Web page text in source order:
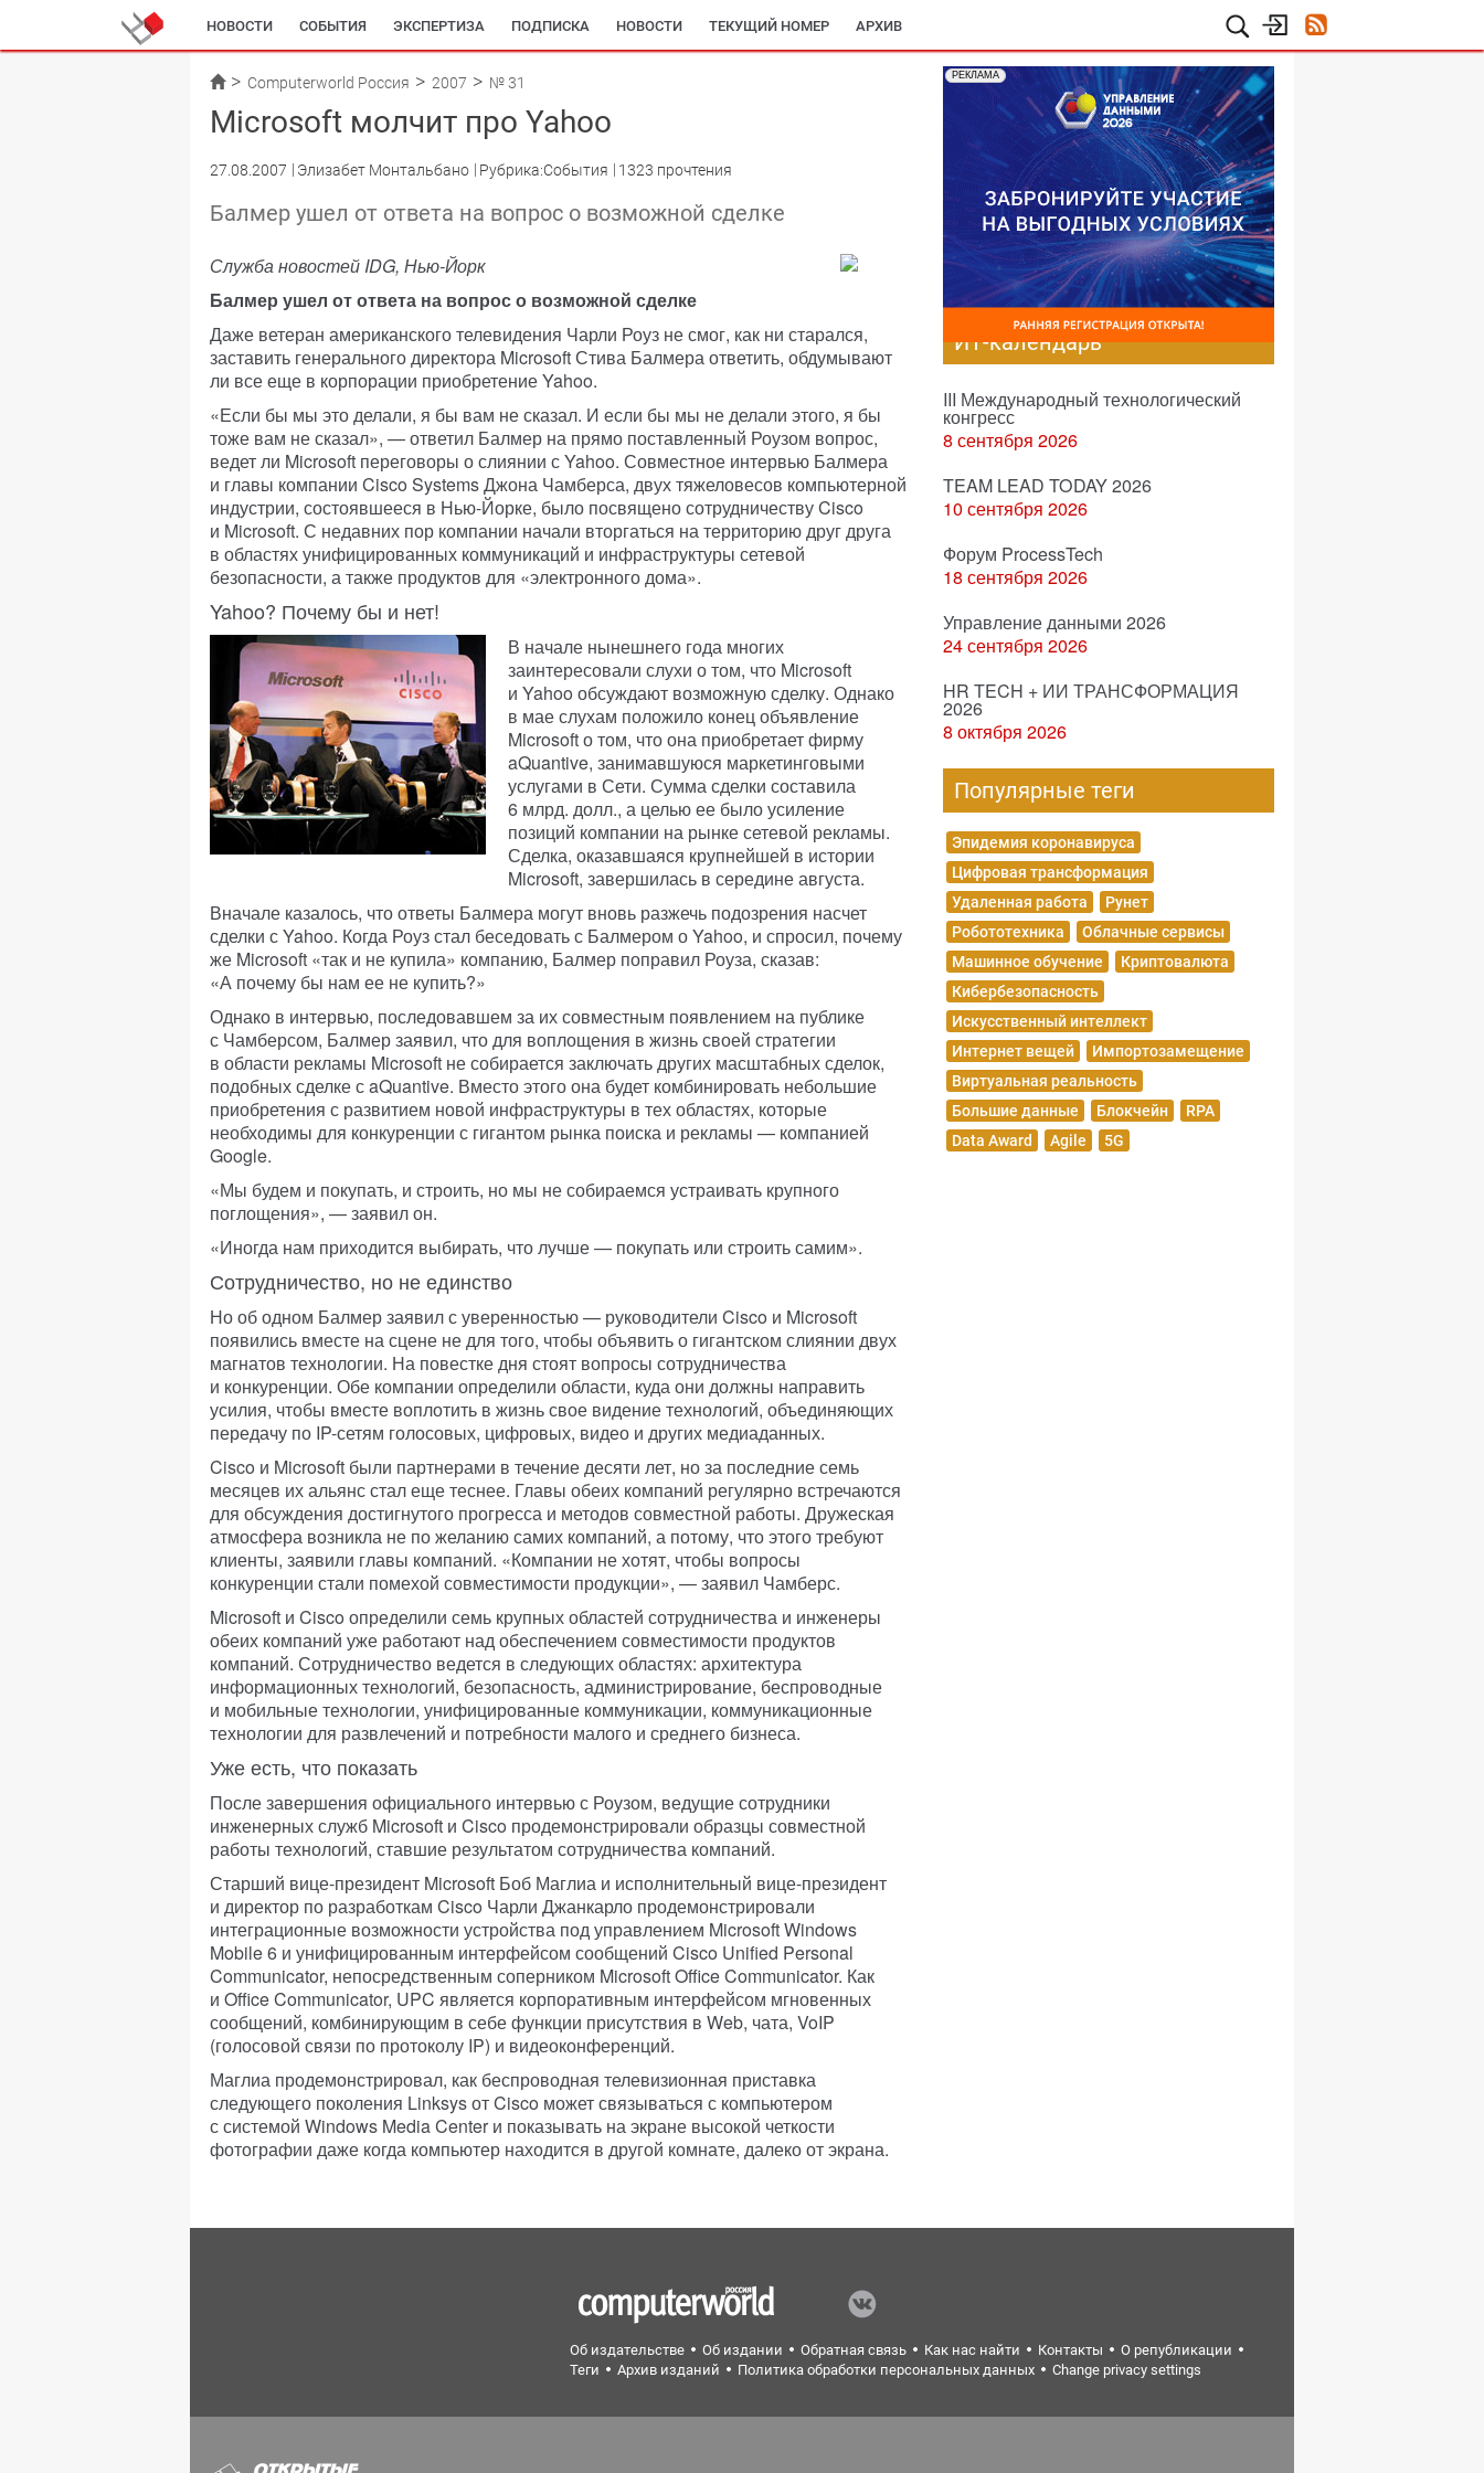
НОВОСТИ СОБЫТИЯ ЭКСПЕРТИЗА ПОДПИСКА НОВОСТИ ТЕКУЩИЙ НОМЕР АРХИВ
Computerworld Россия 2007 № 31
Microsoft молчит про Yahoo
27.08.2007 Элизабет Монтальбано Рубрика:События 1323 прочтения
Балмер ушел от ответа на вопрос о возможной сделке
Служба новостей IDG, Нью-Йорк
Балмер ушел от ответа на вопрос о возможной сделке
Даже ветеран американского телевидения Чарли Роуз не смог, как ни старался,
заставить генерального директора Microsoft Стива Балмера ответить, обдумывают
ли все еще в корпорации приобретение Yahoo.
«Если бы мы это делали, я бы вам не сказал. И если бы мы не делали этого, я бы
тоже вам не сказал», — ответил Балмер на прямо поставленный Роузом вопрос,
ведет ли Microsoft переговоры о слиянии с Yahoo. Совместное интервью Балмера
и главы компании Cisco Systems Джона Чамберса, двух тяжеловесов компьютерной
индустрии, состоявшееся в Нью-Йорке, было посвящено сотрудничеству Cisco
и Microsoft. С недавних пор компании начали вторгаться на территорию друг друга
в областях унифицированных коммуникаций и инфраструктуры сетевой
безопасности, а также продуктов для «электронного дома».
Yahoo? Почему бы и нет!
В начале нынешнего года многих
заинтересовали слухи о том, что Microsoft
и Yahoo обсуждают возможную сделку. Однако
в мае слухам положило конец объявление
Microsoft о том, что она приобретает фирму
aQuantive, занимавшуюся маркетинговыми
услугами в Сети. Сумма сделки составила
6 млрд. долл., а целью ее было усиление
позиций компании на рынке сетевой рекламы.
Сделка, оказавшаяся крупнейшей в истории
Microsoft, завершилась в середине августа.
Вначале казалось, что ответы Балмера могут вновь разжечь подозрения насчет
сделки с Yahoo. Когда Роуз стал беседовать с Балмером о Yahoo, и спросил, почему
же Microsoft «так и не купила» компанию, Балмер поправил Роуза, сказав:
«А почему бы нам ее не купить?»
Однако в интервью, последовавшем за их совместным появлением на публике
с Чамберсом, Балмер заявил, что для воплощения в жизнь своей стратегии
в области рекламы Microsoft не собирается заключать других масштабных сделок,
подобных сделке с aQuantive. Вместо этого она будет комбинировать небольшие
приобретения с развитием новой инфраструктуры в тех областях, которые
необходимы для конкуренции с гигантом рынка поиска и рекламы — компанией
Google.
«Мы будем и покупать, и строить, но мы не собираемся устраивать крупного
поглощения», — заявил он.
«Иногда нам приходится выбирать, что лучше — покупать или строить самим».
Сотрудничество, но не единство
Но об одном Балмер заявил с уверенностью — руководители Cisco и Microsoft
появились вместе на сцене не для того, чтобы объявить о гигантском слиянии двух
магнатов технологии. На повестке дня стоят вопросы сотрудничества
и конкуренции. Обе компании определили области, куда они должны направить
усилия, чтобы вместе воплотить в жизнь свое видение технологий, объединяющих
передачу по IP-сетям голосовых, цифровых, видео и других медиаданных.
Cisco и Microsoft были партнерами в течение десяти лет, но за последние семь
месяцев их альянс стал еще теснее. Главы обеих компаний регулярно встречаются
для обсуждения достигнутого прогресса и методов совместной работы. Дружеская
атмосфера возникла не по желанию самих компаний, а потому, что этого требуют
клиенты, заявили главы компаний. «Компании не хотят, чтобы вопросы
конкуренции стали помехой совместимости продукции», — заявил Чамберс.
Microsoft и Cisco определили семь крупных областей сотрудничества и инженеры
обеих компаний уже работают над обеспечением совместимости продуктов
компаний. Сотрудничество ведется в следующих областях: архитектура
информационных технологий, безопасность, администрирование, беспроводные
и мобильные технологии, унифицированные коммуникации, коммуникационные
технологии для развлечений и потребности малого и среднего бизнеса.
Уже есть, что показать
После завершения официального интервью с Роузом, ведущие сотрудники
инженерных служб Microsoft и Cisco продемонстрировали образцы совместной
работы технологий, ставшие результатом сотрудничества компаний.
Старший вице-президент Microsoft Боб Маглиа и исполнительный вице-президент
и директор по разработкам Cisco Чарли Джанкарло продемонстрировали
интеграционные возможности устройства под управлением Microsoft Windows
Mobile 6 и унифицированным интерфейсом сообщений Cisco Unified Personal
Communicator, непосредственным соперником Microsoft Office Communicator. Как
и Office Communicator, UPC является корпоративным интерфейсом мгновенных
сообщений, комбинирующим в себе функции присутствия в Web, чата, VoIP
(голосовой связи по протоколу IP) и видеоконференций.
Маглиа продемонстрировал, как беспроводная телевизионная приставка
следующего поколения Linksys от Cisco может связываться с компьютером
с системой Windows Media Center и показывать на экране высокой четкости
фотографии даже когда компьютер находится в другой комнате, далеко от экрана.
РЕКЛАМА
ИТ-календарь
III Международный технологический
конгресс
8 сентября 2026
TEAM LEAD TODAY 2026
10 сентября 2026
Форум ProcessTech
18 сентября 2026
Управление данными 2026
24 сентября 2026
HR TECH + ИИ ТРАНСФОРМАЦИЯ
2026
8 октября 2026
Популярные теги
Эпидемия коронавируса
Цифровая трансформация
Удаленная работа
Рунет
Робототехника
Облачные сервисы
Машинное обучение
Криптовалюта
Кибербезопасность
Искусственный интеллект
Интернет вещей
Импортозамещение
Виртуальная реальность
Большие данные
Блокчейн
RPA
Data Award
Agile 5G
Об издательстве Об издании Обратная связь Как нас найти Контакты
О републикации
Теги
Архив изданий Политика обработки персональных данных Change privacy settings